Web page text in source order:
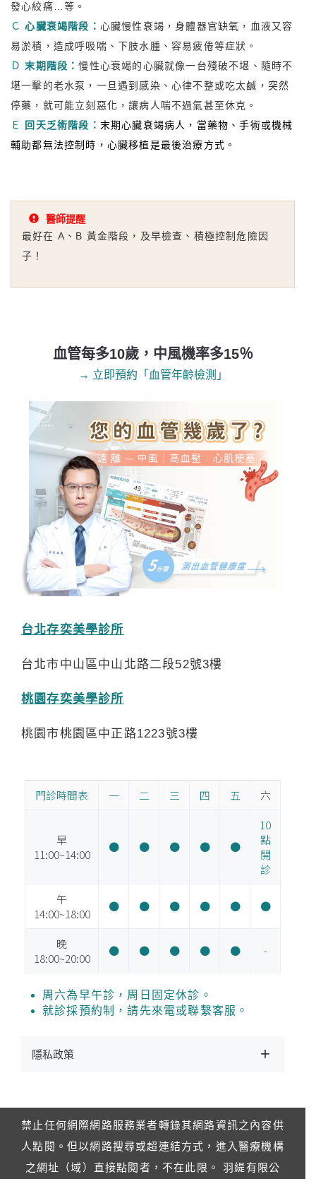
發心絞痛…等。
Ｃ 心臟衰竭階段： 心臟慢性衰竭，身體器官缺氧，血液又容
易淤積，造成呼吸喘、下肢水腫、容易疲倦等症狀。
Ｄ末期階段：慢性心衰竭的心臟就像一台殘破不堪、隨時不
堪一擊的老水泵，一旦遇到感染、心律不整或吃太鹹，突然
停藥，就可能立刻惡化，讓病人喘不過氣甚至休克。
Ｅ
回天乏術階段： 末期心臟衰竭病人，當藥物、手術或機械
輔助都無法控制時，心臟移植是最後治療方式。
醫師提醒
最好在 A、B 黃金階段，及早檢查、積極控制危險因
子！
血管每多10歲，中風機率多15％
→ 立即預約「血管年齡檢測」
台北存奕美學診所
台北市中山區中山北路二段52號3樓
桃園存奕美學診所
桃園市桃園區中正路1223號3樓
門診時間表 一 二 三 四 五 六
早
11:00~14:00
● ● ● ● ●
10
點
開
診
午
14:00~18:00
● ● ● ● ● ●
晚
18:00~20:00
● ● ● ● ● -
周六為早午診，周日固定休診。
就診採預約制，請先來電或聯繫客服。
隱私政策
禁止任何網際網路服務業者轉錄其網路資訊之內容供
人點閱。但以網路搜尋或超連結方式，進入醫療機構
之網址（域）直接點閱者，不在此限。 羽緹有限公